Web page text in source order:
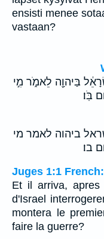
ensisti menee
vastaan?
בַּיהוָ֖ה לֵאמֹ֑ר מִ֣י
בֹּֽו׃
ביהוה לאמר מי
בו׃
Juges 1:1
Et il arriva,
d'Israel
montera le
faire la guerre?